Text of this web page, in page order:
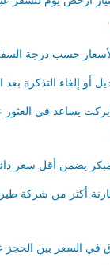
حسب درجة السفر؟
التذكرة بعد الحجز؟
في العثور على
أقل سعر دائمًا؟
من شركة طيران في
بين الحجز عبر